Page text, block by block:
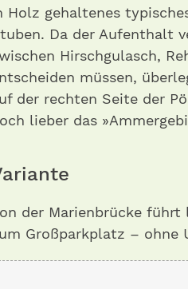
Holz gehaltenes
Da der Aufenthalt
Hirschgulasch,
müssen,
der rechten Seite der
lieber das
der Marienbrücke
Großparkplatz – ohne